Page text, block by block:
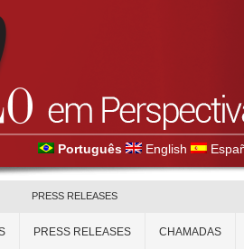
Português English
PRESS RELEASES
PRESS RELEASES CHAMADAS